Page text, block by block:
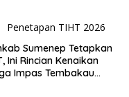
Sumenep Tetapkan
Ini Rincian Kenaikan
Impas Tembakau